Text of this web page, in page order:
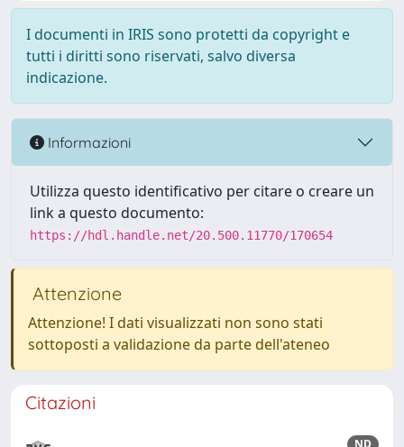
I documenti in IRIS sono protetti da copyright e
tutti i diritti sono riservati, salvo diversa
indicazione.
Informazioni
Utilizza questo identificativo per citare o creare un
link a questo documento:
https://hdl.handle.net/20.500.11770/170654
Attenzione
Attenzione! I dati visualizzati non sono stati
sottoposti a validazione da parte dell'ateneo
Citazioni